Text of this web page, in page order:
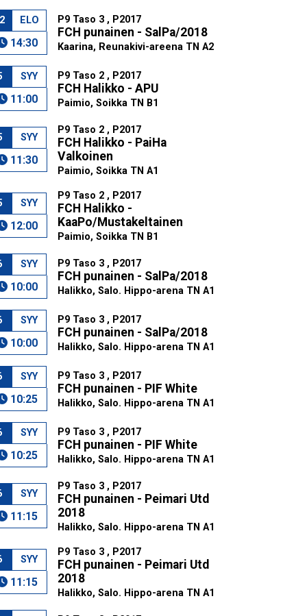
ELO
14:30
P9 Taso 3 , P2017
FCH punainen - SalPa/2018
Kaarina, Reunakivi-areena TN A2
SYY
11:00
P9 Taso 2 , P2017
FCH Halikko - APU
Paimio, Soikka TN B1
SYY
11:30
P9 Taso 2 , P2017
FCH Halikko - PaiHa
Valkoinen
Paimio, Soikka TN A1
SYY
12:00
P9 Taso 2 , P2017
FCH Halikko -
KaaPo/Mustakeltainen
Paimio, Soikka TN B1
SYY
10:00
P9 Taso 3 , P2017
FCH punainen - SalPa/2018
Halikko, Salo. Hippo-arena TN A1
SYY
10:00
P9 Taso 3 , P2017
FCH punainen - SalPa/2018
Halikko, Salo. Hippo-arena TN A1
SYY
10:25
P9 Taso 3 , P2017
FCH punainen - PIF White
Halikko, Salo. Hippo-arena TN A1
SYY
10:25
P9 Taso 3 , P2017
FCH punainen - PIF White
Halikko, Salo. Hippo-arena TN A1
SYY
11:15
P9 Taso 3 , P2017
FCH punainen - Peimari Utd
2018
Halikko, Salo. Hippo-arena TN A1
SYY
11:15
P9 Taso 3 , P2017
FCH punainen - Peimari Utd
2018
Halikko, Salo. Hippo-arena TN A1